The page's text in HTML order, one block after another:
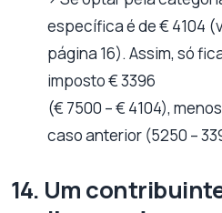
específica é de € 4104
página 16). Assim, só
imposto € 3396
(€ 7500 – € 4104),
caso anterior (5250 –
14. Um